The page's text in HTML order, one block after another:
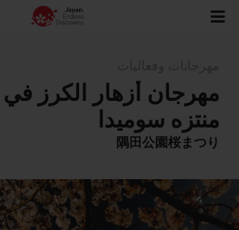
مهرجان أزهار الكرز في
منتزه سوميدا
隅田公園桜まつり